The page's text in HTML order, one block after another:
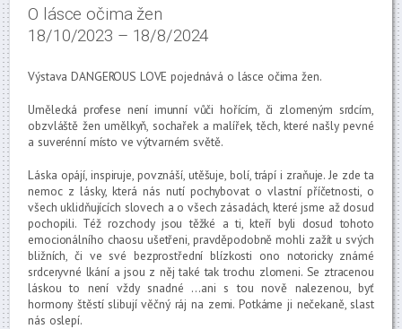
O lásce očima žen
18/10/2023 – 18/8/2024
Výstava DANGEROUS LOVE pojednává o lásce očima žen.
Umělecká profese není imunní vůči hořícím, či zlomeným srdcím,
obzvláště žen umělkyň, sochařek a malířek, těch, které našly pevné
a suverénní místo ve výtvarném světě.
Láska opájí, inspiruje, povznáší, utěšuje, bolí, trápí i zraňuje. Je zde ta
nemoc z lásky, která nás nutí pochybovat o vlastní příčetnosti, o
všech uklidňujících slovech a o všech zásadách, které jsme až dosud
pochopili. Též rozchody jsou těžké a ti, kteří byli dosud tohoto
emocionálního chaosu ušetřeni, pravděpodobně mohli zažít u svých
bližních, či ve své bezprostřední blízkosti ono notoricky známé
srdceryvné lkání a jsou z něj také tak trochu zlomeni. Se ztracenou
láskou to není vždy snadné …ani s tou nově nalezenou, byť
hormony štěstí slibují věčný ráj na zemi. Potkáme ji nečekaně, slast
nás oslepí.